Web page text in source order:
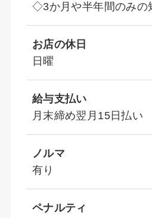
◇3か月や半年間のみの
お店の休日
日曜
給与支払い
月末締め翌月15日払い
ノルマ
有り
ペナルティ